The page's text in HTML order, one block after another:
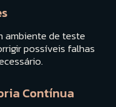
ambiente de teste
possíveis falhas
Contínua